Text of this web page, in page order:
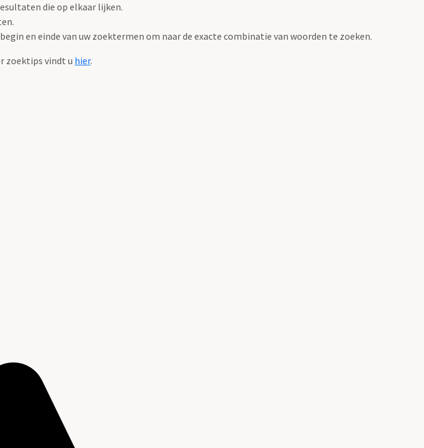
die op elkaar lijken.
en einde van uw zoektermen om naar de exacte combinatie van woorden te zoeken.
zoektips vindt u hier.